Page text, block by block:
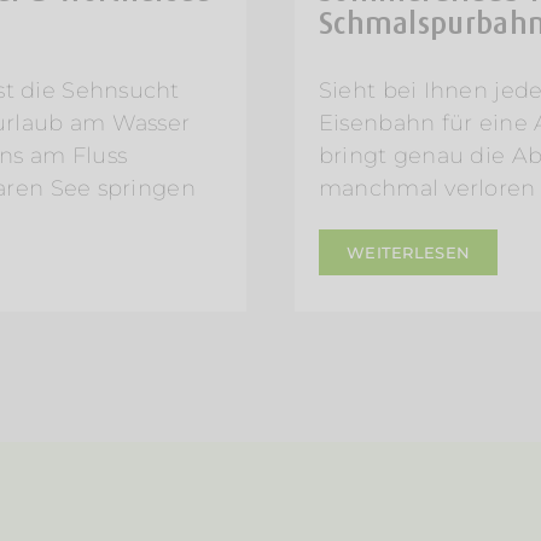
die Sehnsucht
am Wasser
am Fluss
See springen
Sieht bei Ihnen
Eisenbahn für eine
bringt genau die
manchmal verloren
WEITERLESEN